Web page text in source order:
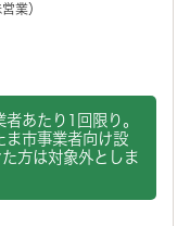
業）
あたり1回限り。
ま市事業者向け設
方は対象外としま